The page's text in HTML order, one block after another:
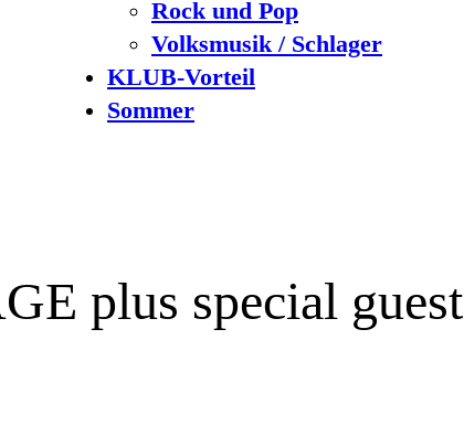
Rock und Pop
Volksmusik / Schlager
KLUB-Vorteil
Sommer
plus special guest